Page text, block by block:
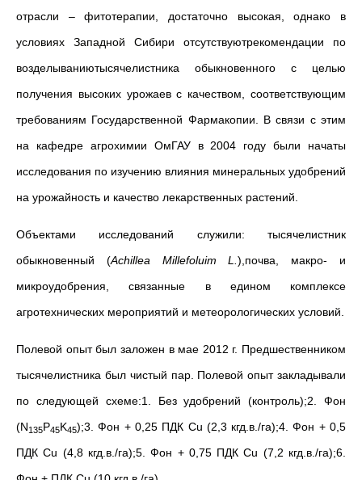
отрасли – фитотерапии, достаточно высокая, однако в
условиях Западной Сибири отсутствуютрекомендации по
возделываниютысячелистника обыкновенного с целью
получения высоких урожаев с качеством, соответствующим
требованиям Государственной Фармакопии. В связи с этим
на кафедре агрохимии ОмГАУ в 2004 году были начаты
исследования по изучению влияния минеральных удобрений
на урожайность и качество лекарственных растений.
Объектами исследований служили: тысячелистник
обыкновенный (Achillea Millefoluim L .),почва, макро- и
микроудобрения, связанные в едином комплексе
агротехнических мероприятий и метеорологических условий.
Полевой опыт был заложен в мае 2012 г. Предшественником
тысячелистника был чистый пар. Полевой опыт закладывали
по следующей схеме:1. Без удобрений (контроль);2. Фон
(N135P45K45);3. Фон + 0,25 ПДК Cu (2,3 кгд.в./га);4. Фон + 0,5
ПДК Cu (4,8 кгд.в./га);5. Фон + 0,75 ПДК Cu (7,2 кгд.в./га);6.